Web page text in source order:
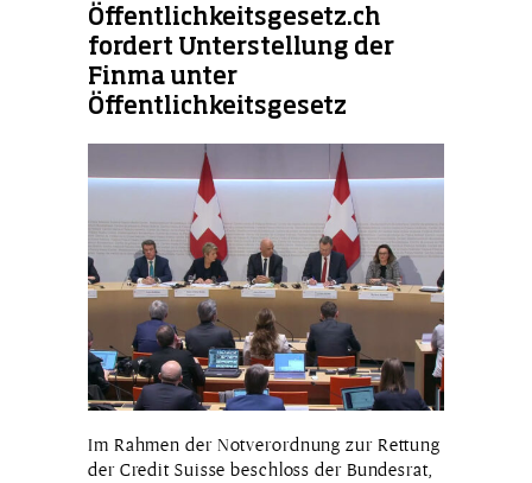
Öffentlichkeitsgesetz.ch
fordert Unterstellung der
Finma unter
Öffentlichkeitsgesetz
Im Rahmen der Notverordnung zur Rettung
der Credit Suisse beschloss der Bundesrat,